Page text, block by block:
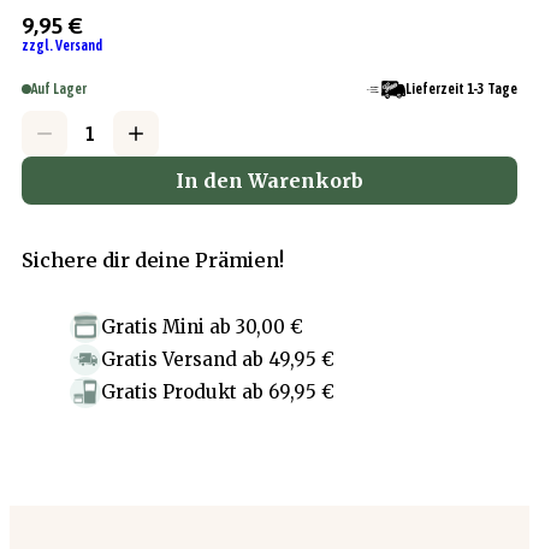
9,95 €
zzgl. Versand
Auf Lager Lieferzeit 1-3 Tage
In den Warenkorb
Sichere dir deine Prämien!
Gratis Mini ab 30,00 €
Gratis Versand ab 49,95 €
Gratis Produkt ab 69,95 €